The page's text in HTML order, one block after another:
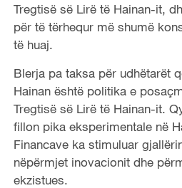
Tregtisë së Lirë të Hainan-it,
për të tërhequr më shumë
të huaj.
Blerja pa taksa për udhëtarët
Hainan është politika e
Tregtisë së Lirë të Hainan-it.
fillon pika eksperimentale në
Financave ka stimuluar
nëpërmjet inovacionit dhe
ekzistues.